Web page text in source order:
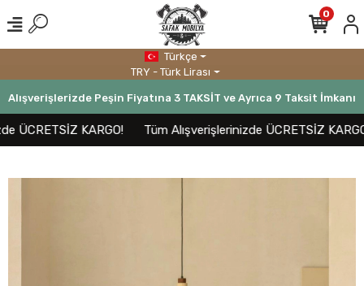
Alışverişlerizde Peşin Fiyatına 3 TAKSİT ve Ayrıca 9 Taksit İmkanı
ÜCRETSİZ KARGO! Tüm Alışverişlerinizde ÜCRETSİZ KARGO!
0
Türkçe
TRY - Türk Lirası